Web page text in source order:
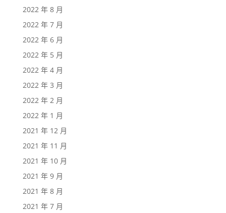
2022 年 8 月
2022 年 7 月
2022 年 6 月
2022 年 5 月
2022 年 4 月
2022 年 3 月
2022 年 2 月
2022 年 1 月
2021 年 12 月
2021 年 11 月
2021 年 10 月
2021 年 9 月
2021 年 8 月
2021 年 7 月